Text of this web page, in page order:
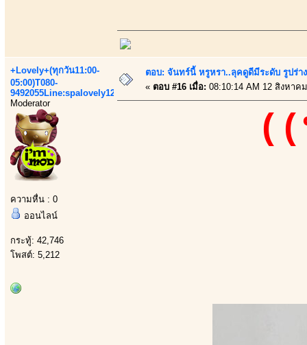
+Lovely+(ทุกวัน11:00-
05:00)T080-
9492055Line:spalovely123
Moderator
ความหื่น : 0
ออนไลน์
กระทู้: 42,746
โพสต์: 5,212
ตอบ: จันทร์นี้ หรูหรา..ลุคดูดีมีระดับ รูปร่า
« ตอบ #16 เมื่อ: 08:10:14 AM 12 สิงหาค
((